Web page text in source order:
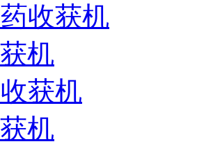
收获机
机
获机
机